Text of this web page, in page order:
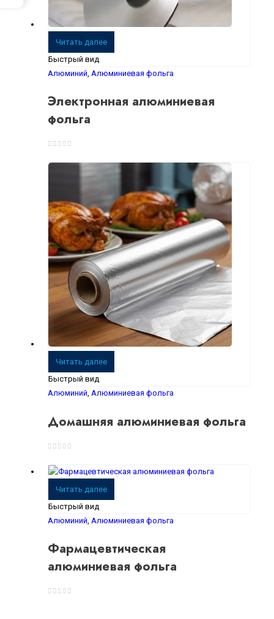
Читать далее
Быстрый вид
Алюминий, Алюминиевая фольга
Электронная алюминиевая
фольга
Читать далее
Быстрый вид
Алюминий, Алюминиевая фольга
Домашняя алюминиевая фольга
Читать далее
Быстрый вид
Алюминий Алюминиевая фольга
Фармацевтическая
алюминиевая фольга